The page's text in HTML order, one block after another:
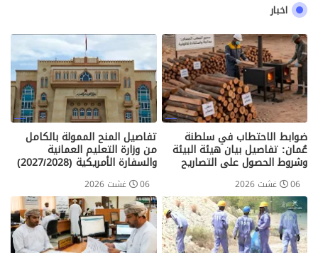
اخبار
ضوابط الاحتطاب في سلطنة
عُمان: تفاصيل بيان هيئة البيئة
وشروط الحصول على التصاريح
06 غشت 2026
تفاصيل المنح الممولة بالكامل
من وزارة التعليم العمانية
والسفارة الأمريكية (2027/2028)
06 غشت 2026